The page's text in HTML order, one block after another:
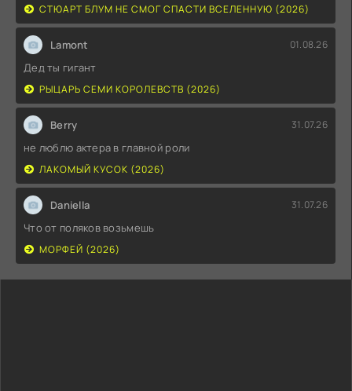
СТЮАРТ БЛУМ НЕ СМОГ СПАСТИ ВСЕЛЕННУЮ (2026)
Lamont 01.08.26
Дед ты гигант
РЫЦАРЬ СЕМИ КОРОЛЕВСТВ (2026)
Berry 31.07.26
не люблю актера в главной роли
ЛАКОМЫЙ КУСОК (2026)
Daniella 31.07.26
Что от поляков возьмешь
МОРФЕЙ (2026)